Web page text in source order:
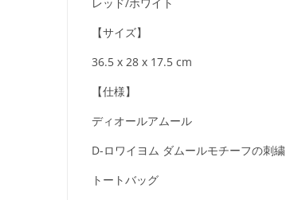
【サイズ】
36.5 x 28 x 17.5 cm
【仕様】
ディオールアムール
D-ロワイヨム ダムールモチーフの刺繍
トートバッグ